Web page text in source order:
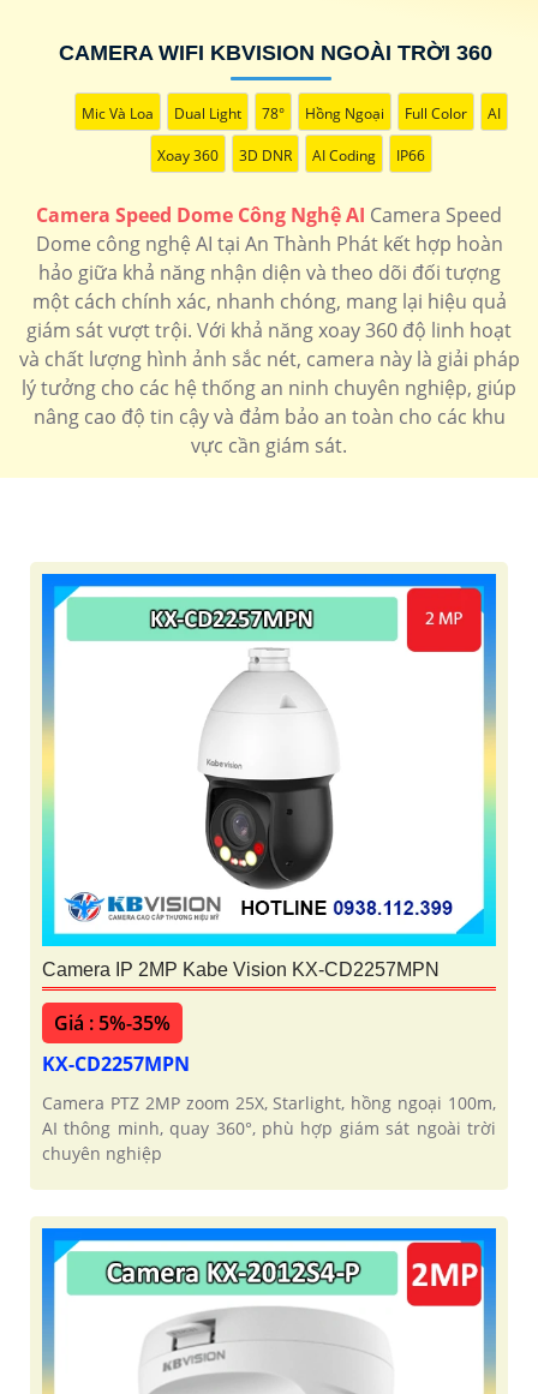
'
CAMERA WIFI KBVISION NGOÀI TRỜI 360
Mic Và Loa Dual Light 78° Hồng Ngoại Full Color AI
Xoay 360 3D DNR AI Coding IP66
Camera Speed Dome Công Nghệ AI Camera Speed
Dome công nghệ AI tại An Thành Phát kết hợp hoàn
hảo giữa khả năng nhận diện và theo dõi đối tượng
một cách chính xác, nhanh chóng, mang lại hiệu quả
giám sát vượt trội. Với khả năng xoay 360 độ linh hoạt
và chất lượng hình ảnh sắc nét, camera này là giải pháp
lý tưởng cho các hệ thống an ninh chuyên nghiệp, giúp
nâng cao độ tin cậy và đảm bảo an toàn cho các khu
vực cần giám sát.
Camera IP 2MP Kabe Vision KX-CD2257MPN
Giá : 5%-35%
KX-CD2257MPN
Camera PTZ 2MP zoom 25X, Starlight, hồng ngoại 100m,
AI thông minh, quay 360°, phù hợp giám sát ngoài trời
chuyên nghiệp